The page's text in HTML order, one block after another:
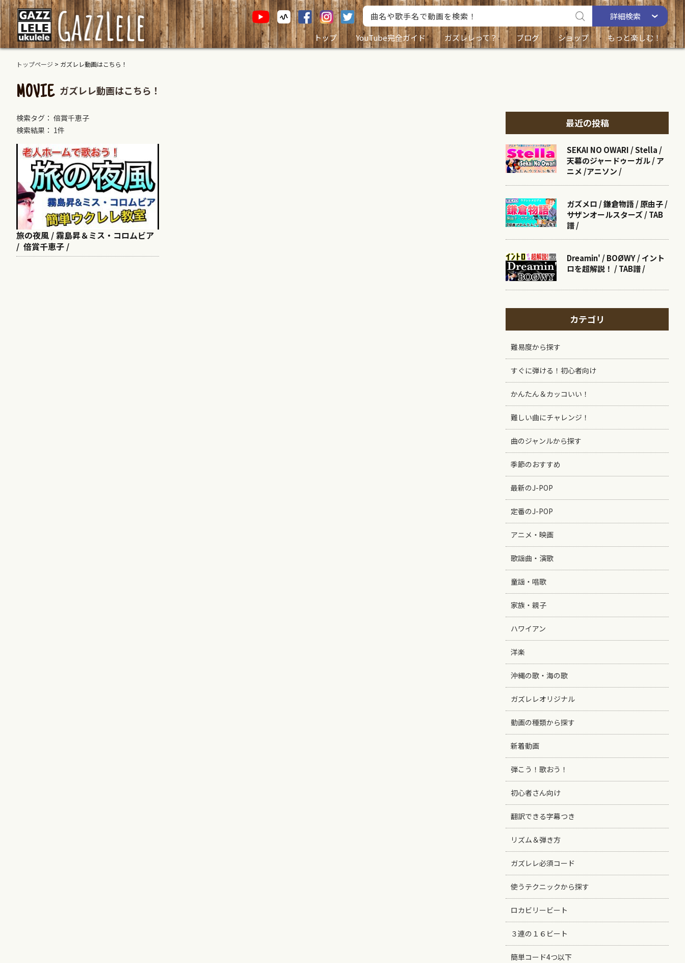
詳細検索
トップ
YouTube完全ガイド ガズレレって？ ブログ ショップ もっと楽しむ！
トップページ > ガズレレ動画はこちら！
MOVIE ガズレレ動画はこちら！
検索タグ： 倍賞千恵子
検索結果： 1件
旅の夜風 / 霧島昇＆ミス・コロムビア
/ 倍賞千恵子 /
最近の投稿
SEKAI NO OWARI / Stella /
天幕のジャードゥーガル / ア
ニメ /アニソン /
ガズメロ / 鎌倉物語 / 原由子 /
サザンオールスターズ / TAB
譜 /
Dreamin' / BOØWY / イント
ロを超解説！ / TAB譜 /
カテゴリ
難易度から探す
すぐに弾ける！初心者向け
かんたん＆カッコいい！
難しい曲にチャレンジ！
曲のジャンルから探す
季節のおすすめ
最新のJ-POP
定番のJ-POP
アニメ・映画
歌謡曲・演歌
童謡・唱歌
家族・親子
ハワイアン
洋楽
沖縄の歌・海の歌
ガズレレオリジナル
動画の種類から探す
新着動画
弾こう！歌おう！
初心者さん向け
翻訳できる字幕つき
リズム＆弾き方
ガズレレ必須コード
使うテクニックから探す
ロカビリービート
３連の１６ビート
簡単コード4つ以下